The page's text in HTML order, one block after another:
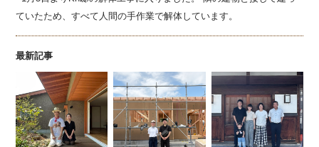
ていたため、すべて人間の手作業で解体しています。
最新記事